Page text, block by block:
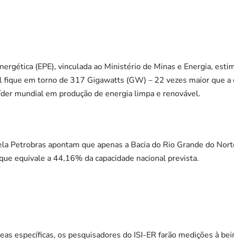
(EPE), vinculada ao Ministério de Minas e Energia,
fique em torno de 317 Gigawatts (GW) – 22 vezes maior que a
mundial em produção de energia limpa e renovável.
Petrobras apontam que apenas a Bacia do Rio Grande do
equivale a 44,16% da capacidade nacional prevista.
específicas, os pesquisadores do ISI-ER farão medições à